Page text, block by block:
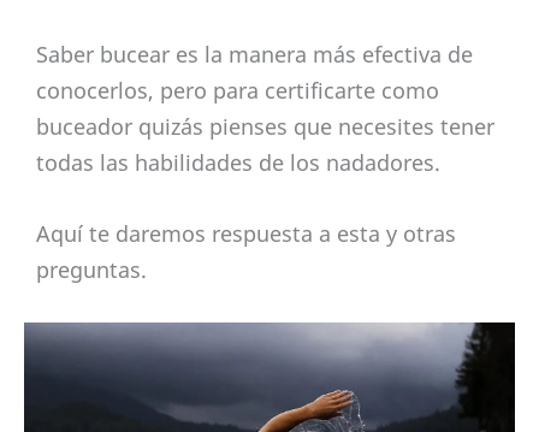
Saber bucear es la manera más efectiva de
conocerlos, pero para certificarte como
buceador quizás pienses que necesites tener
todas las habilidades de los nadadores.
Aquí te daremos respuesta a esta y otras
preguntas.